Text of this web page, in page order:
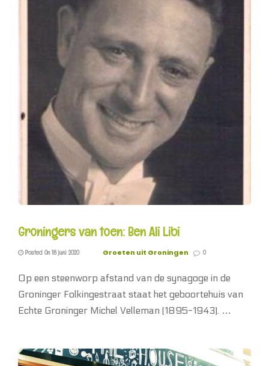
Groningers van toen: Ben Ali Libi
Posted On 18 juni 2020 Groeten uit Groningen 0
Op een steenworp afstand van de synagoge in de
Groninger Folkingestraat staat het geboortehuis van
Echte Groninger Michel Velleman (1895-1943). …